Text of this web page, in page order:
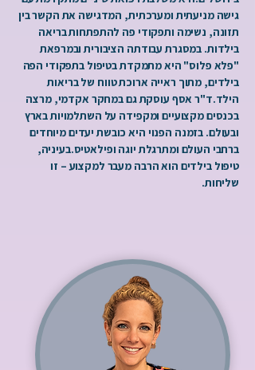
גישה מניעתית ומערכתית, המדגישה את הקשר בין
תזונה, נשימה ותפקודי פה להתפתחות בריאה
בילדות. במסגרת עבודתה הציבורית ובמרפאת
"פלא פלוס" היא מתמקדת בטיפול בתפקודי הפה
בילדים, מתוך ראייה ארוכת טווח של בריאות
הילד.ד"ר אסף עוסקת גם במחקר אקדמי, מרצה
בכנסים מקצועיים ומקפידה על השתלמויות בארץ
ובעולם. בזמנה הפנוי היא כובשת יעדים מיוחדים
ברחבי העולם ומתרגלת יוגה ופילאטיס.בעיניה,
טיפול בילדים הוא הרבה מעבר למקצוע – זו
שליחות.